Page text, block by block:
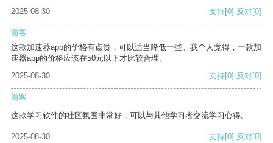
2025-08-30 支持[0] 反对[0]
游客
这款加速器app的价格有点贵，可以适当降低一些。我个人觉得，一款加
速器app的价格应该在50元以下才比较合理。
2025-08-30
支持[0] 反对[0]
游客
这款学习软件的社区氛围非常好，可以与其他学习者交流学习心得。
2025-08-30 支持[0] 反对[0]